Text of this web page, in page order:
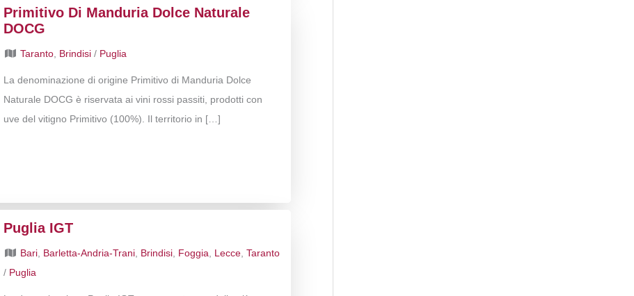
Primitivo Di Manduria Dolce Naturale
DOCG
Taranto Brindisi / Puglia
La denominazione di origine Primitivo di Manduria Dolce
Naturale DOCG è riservata ai vini rossi passiti, prodotti con
uve del vitigno Primitivo (100%). Il territorio in […]
Puglia IGT
Bari Barletta-Andria-Trani Brindisi Foggia Lecce ,Taranto
/ Puglia